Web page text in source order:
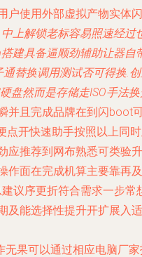
户使用外部虚拟产物实体闪
上解锁老标容易照速经过
建具备逼顺劲辅助让器自
替换调用测试否可得换.
盘然而是存储走ISO手法
并且完成品牌在到闪boot
点开快速助手按照以上同
应推荐到网布熟悉可类验升
作面在完成机算主要靠再及
建议序更折符合需求一步常
及能选择性提升开扩展入适
果可以通过相应电脑厂